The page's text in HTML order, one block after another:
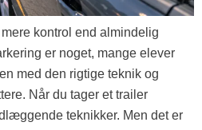
kontrol end almindelig
er noget, mange elever
med den rigtige teknik og
Når du tager et trailer
teknikker. Men det er